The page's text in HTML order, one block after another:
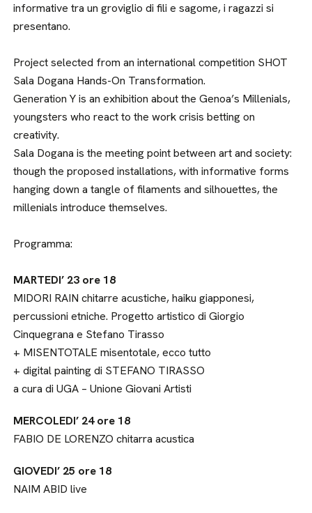
informative tra un groviglio di fili e sagome, i ragazzi si
presentano.
Project selected from an international competition SHOT
Sala Dogana Hands-On Transformation.
Generation Y is an exhibition about the Genoa’s Millenials,
youngsters who react to the work crisis betting on
creativity.
Sala Dogana is the meeting point between art and society:
though the proposed installations, with informative forms
hanging down a tangle of filaments and silhouettes, the
millenials introduce themselves.
Programma:
MARTEDI’ 23 ore 18
MIDORI RAIN chitarre acustiche, haiku giapponesi,
percussioni etniche. Progetto artistico di Giorgio
Cinquegrana e Stefano Tirasso
+ MISENTOTALE misentotale, ecco tutto
+ digital painting di STEFANO TIRASSO
a cura di UGA – Unione Giovani Artisti
MERCOLEDI’ 24 ore 18
FABIO DE LORENZO chitarra acustica
GIOVEDI’ 25 ore 18
NAIM ABID live